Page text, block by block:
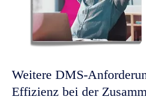
Weitere DMS-
Effizienz bei der